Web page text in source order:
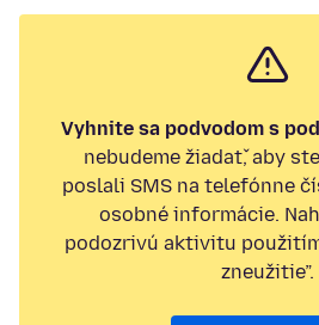
Vyhnite sa podvodom s
nebudeme žiadať, aby
poslali SMS na telefónne
osobné informácie.
podozrivú aktivitu
zneužitie”.